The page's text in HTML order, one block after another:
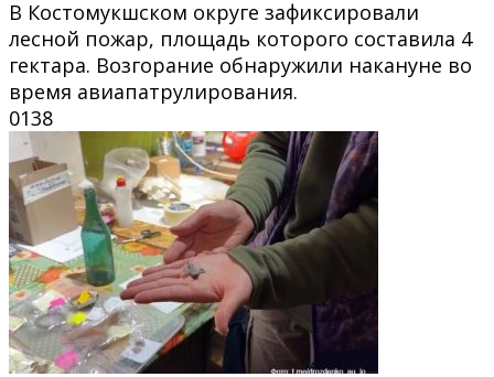
В Костомукшском округе зафиксировали
лесной пожар, площадь которого составила 4
гектара. Возгорание обнаружили накануне во
время авиапатрулирования.
0138